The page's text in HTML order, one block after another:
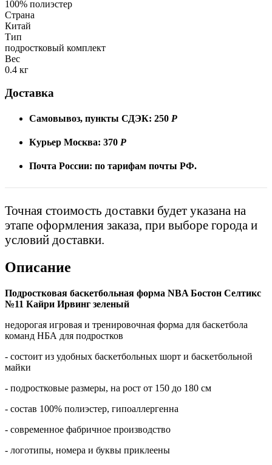
100% полиэстер
Страна
Китай
Тип
подростковый комплект
Вес
0.4 кг
Доставка
Самовывоз, пункты СДЭК: 250 Р
Курьер Москва: 370 Р
Почта России: по тарифам почты РФ.
Точная стоимость доставки будет указана на
этапе оформления заказа, при выборе города и
условий доставки.
Описание
Подростковая баскетбольная форма NBA Бостон Селтикс
№11 Кайри Ирвинг зеленый
недорогая игровая и тренировочная форма для баскетбола
команд НБА для подростков
- состоит из удобных баскетбольныx шорт и баскетбольной
майки
- подростковые размеры, на рост от 150 до 180 см
- состав 100% полиэстер, гипоаллергенна
- современное фабричное производство
- логотипы, номера и буквы приклеены